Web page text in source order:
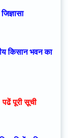
किसान भवन का
पूरी सूची